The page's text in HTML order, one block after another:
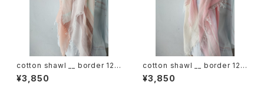
cotton shawl __ border 120
春麗w
¥3,850
cotton shawl __ border 120
桜花w
¥3,850